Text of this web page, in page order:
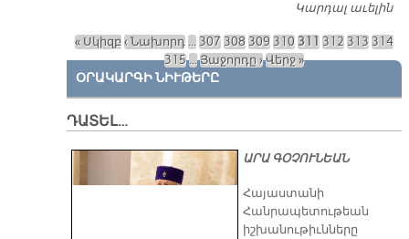
Կարդալ աւելին
Էջեր
« Սկիզբ‹ Նախորդ … 307 308 309 310 311 312 313 314
315…Յաջորդը ›Վերջ »
ՕՐԱԿԱՐԳԻ ՆԻՒԹԵՐԸ
ԴԱՏԵԼ…
ԱՐԱ ԳՕՉՈՒՆԵԱՆ
​Հայաստանի
Հանրապետութեան
իշխանութիւնները